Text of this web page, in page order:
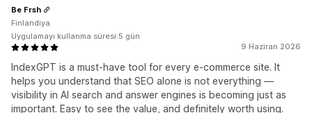
9 Haziran 2026
IndexGPT is a must-have tool for every e-commerce site. It
helps you understand that SEO alone is not everything —
visibility in AI search and answer engines is becoming just as
important. Easy to see the value, and definitely worth using.
Be Frsh
Finlandiya
Uygulamayı kullanma süresi:5 gün